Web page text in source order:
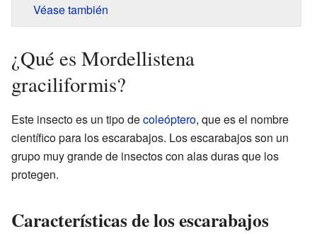
Véase también
¿Qué es Mordellistena
graciliformis?
Este insecto es un tipo decoleóptero, que es el nombre
científico para los escarabajos. Los escarabajos son un
grupo muy grande de insectos con alas duras que los
protegen.
Características de los escarabajos